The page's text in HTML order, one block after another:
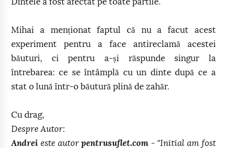
Dintele a fost afectat pe toate partile.
Mihai a menționat faptul că nu a facut acest
experiment pentru a face antireclamă acestei
băuturi, ci pentru a-și răspunde singur la
întrebarea: ce se întâmplă cu un dinte după ce a
stat o lună într-o băutură plină de zahăr.
Cu drag,
Despre Autor:
Andrei este autorpentrusuflet.com - "Initial am fost